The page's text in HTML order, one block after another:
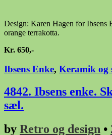
Design: Karen Hagen for Ibsens
orange terrakotta.
Kr. 650,-
Ibsens Enke, Keramik og
4842. Ibsens enke.
sæl.
by Retro og design •